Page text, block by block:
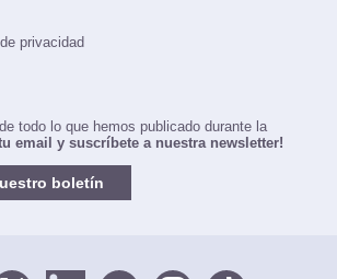
privacidad
todo lo que hemos publicado durante la
email y suscríbete a nuestra newsletter!
boletín